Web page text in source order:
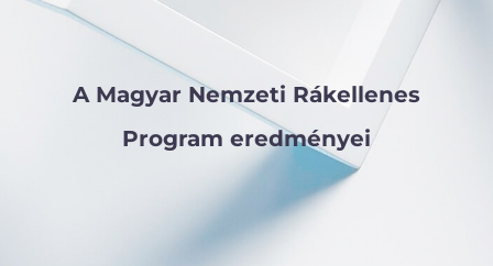
A Magyar Nemzeti Rákellenes
Program eredményei